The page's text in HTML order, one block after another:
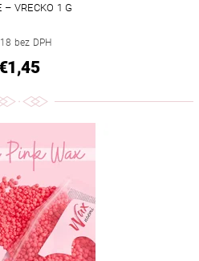
– VRECKO 1 G
bez DPH